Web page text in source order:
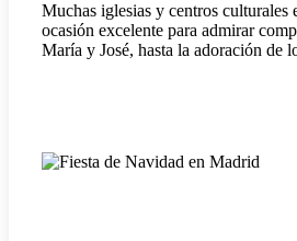
Muchas iglesias y centros culturales
ocasión excelente para admirar
María y José, hasta la adoración de